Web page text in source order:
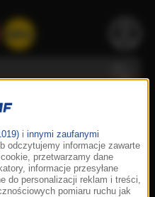
i innymi zaufanymi
odczytujemy informacje zawarte
przetwarzamy dane
informacje przesyłane
do personalizacji reklam i treści,
pomiaru ruchu jak